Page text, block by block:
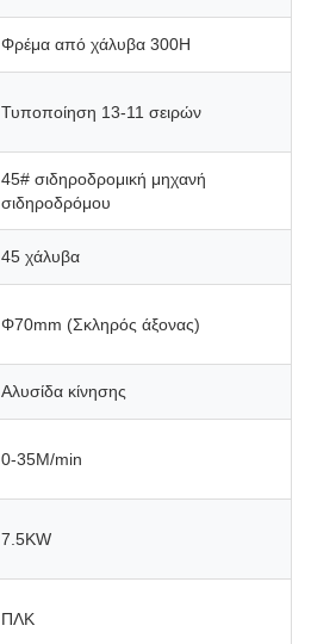
Φρέμα από χάλυβα 300H
Τυποποίηση 13-11 σειρών
45# σιδηροδρομική μηχανή
σιδηροδρόμου
45 χάλυβα
Φ70mm (Σκληρός άξονας)
Αλυσίδα κίνησης
0-35M/min
7.5KW
ΠΛΚ